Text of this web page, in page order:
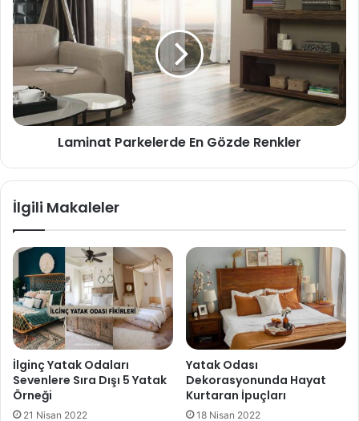
Laminat Parkelerde En Gözde Renkler
İlgili Makaleler
İlginç Yatak Odaları
Sevenlere Sıra Dışı 5 Yatak
Örneği
21 Nisan 2022
Yatak Odası
Dekorasyonunda Hayat
Kurtaran İpuçları
18 Nisan 2022